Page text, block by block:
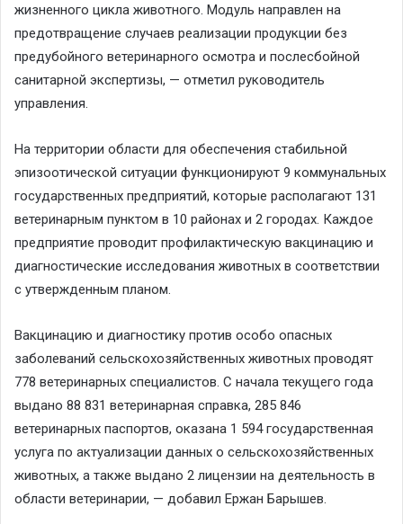
жизненного цикла животного. Модуль направлен на
предотвращение случаев реализации продукции без
предубойного ветеринарного осмотра и послесбойной
санитарной экспертизы, — отметил руководитель
управления.
На территории области для обеспечения стабильной
эпизоотической ситуации функционируют 9 коммунальных
государственных предприятий, которые располагают 131
ветеринарным пунктом в 10 районах и 2 городах. Каждое
предприятие проводит профилактическую вакцинацию и
диагностические исследования животных в соответствии
с утвержденным планом.
Вакцинацию и диагностику против особо опасных
заболеваний сельскохозяйственных животных проводят
778 ветеринарных специалистов. С начала текущего года
выдано 88 831 ветеринарная справка, 285 846
ветеринарных паспортов, оказана 1 594 государственная
услуга по актуализации данных о сельскохозяйственных
животных, а также выдано 2 лицензии на деятельность в
области ветеринарии, — добавил Ержан Барышев.